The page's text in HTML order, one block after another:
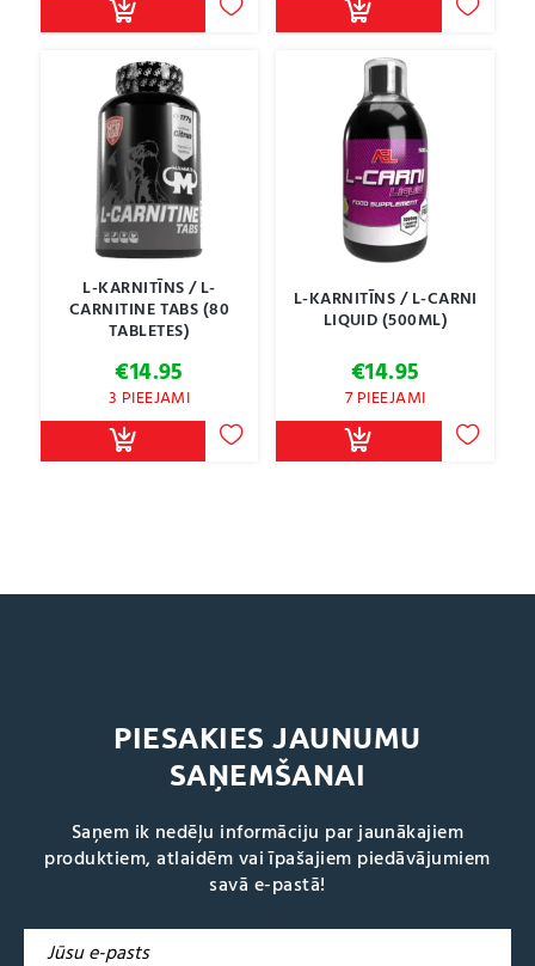
L-KARNITĪNS / L-
CARNITINE TABS (80
TABLETES)
€14.95
3 PIEEJAMI
L-KARNITĪNS / L-CARNI
LIQUID (500ML)
€14.95
7 PIEEJAMI
PIESAKIES JAUNUMU
SAŅEMŠANAI
Saņem ik nedēļu informāciju par jaunākajiem
produktiem, atlaidēm vai īpašajiem piedāvājumiem
savā e-pastā!